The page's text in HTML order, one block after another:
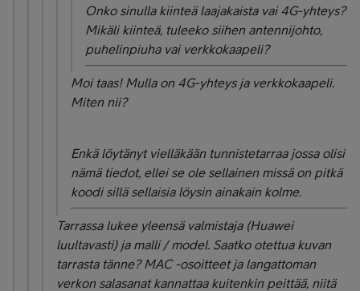
Onko sinulla kiinteä laajakaista vai 4G-yhteys?
Mikäli kiinteä, tuleeko siihen antennijohto,
puhelinpiuha vai verkkokaapeli?
Moi taas! Mulla on 4G-yhteys ja verkkokaapeli.
Miten nii?
Enkä löytänyt vielläkään tunnistetarraa jossa olisi
nämä tiedot, ellei se ole sellainen missä on pitkä
koodi sillä sellaisia löysin ainakain kolme.
Tarrassa lukee yleensä valmistaja (Huawei
luultavasti) ja malli / model. Saatko otettua kuvan
tarrasta tänne? MAC -osoitteet ja langattoman
verkon salasanat kannattaa kuitenkin peittää, niitä